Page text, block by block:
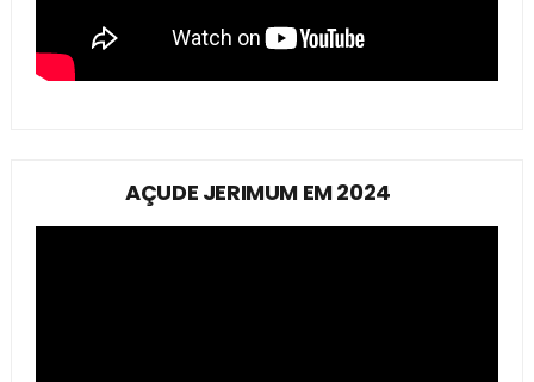
AÇUDE JERIMUM EM 2024